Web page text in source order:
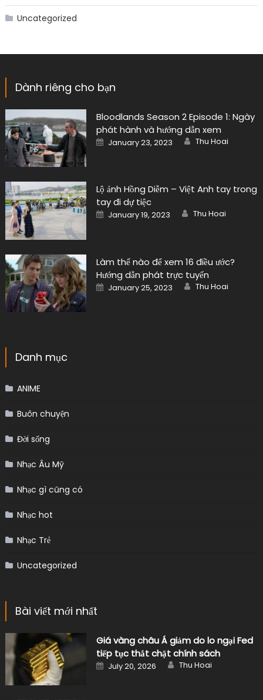
Uncategorized
Dành riêng cho bạn
Bloodlands Season 2 Episode 1: Ngày
phát hành và hướng dẫn xem
Posted
on
January 23, 2023 Author
Thu Hoai
Lộ ảnh Hồng Diễm – Việt Anh tay trong
tay đi dự tiệc
Posted
on
January 19, 2023 Author
Thu Hoai
Làm thế nào để xem 16 điều ước?
Hướng dẫn phát trực tuyến
Posted
on
January 25, 2023 Author
Thu Hoai
Danh mục
ANIME
Buôn chuyện
Đời sống
Nhạc Âu Mỹ
Nhạc gì cũng có
Nhạc hot
Nhạc Trẻ
Uncategorized
Bài viết mới nhất
Giá vàng châu Á giảm do lo ngại Fed
tiếp tục thắt chặt chính sách
Posted
on
July 20, 2026 Author
Thu Hoai